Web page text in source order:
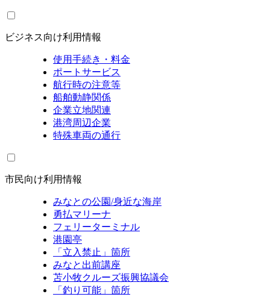
ビジネス向け利用情報
使用手続き・料金
ポートサービス
航行時の注意等
船舶動静関係
企業立地関連
港湾周辺企業
特殊車両の通行
市民向け利用情報
みなとの公園/身近な海岸
勇払マリーナ
フェリーターミナル
港園亭
「立入禁止」箇所
みなと出前講座
苫小牧クルーズ振興協議会
「釣り可能」箇所